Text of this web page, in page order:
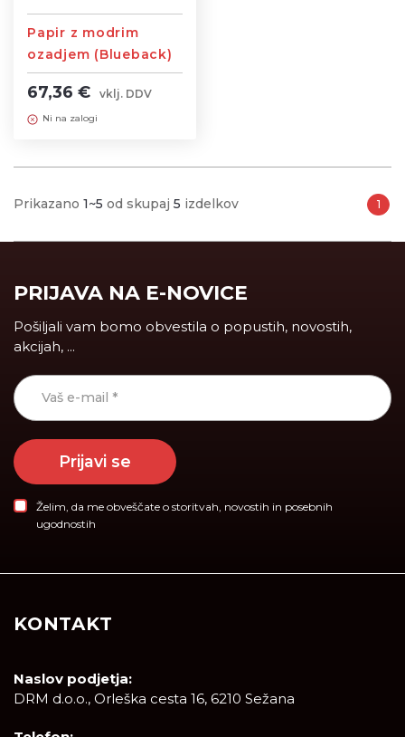
Papir z modrim
ozadjem (Blueback)
Fast - 115g, širine
1,06m
67,36 € vklj. DDV
Ni na zalogi
Prikazano 1~5 od skupaj 5 izdelkov 1
PRIJAVA NA E-NOVICE
Pošiljali vam bomo obvestila o popustih, novostih,
akcijah, ...
Prijavi se
Želim, da me obveščate o storitvah, novostih in posebnih
ugodnostih
KONTAKT
Naslov podjetja:
DRM d.o.o., Orleška cesta 16, 6210 Sežana